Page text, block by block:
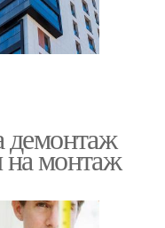
демонтаж
монтаж